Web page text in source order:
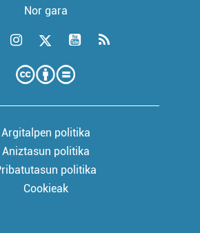
Nor gara
Argitalpen politika
Aniztasun politika
politika
Cookieak